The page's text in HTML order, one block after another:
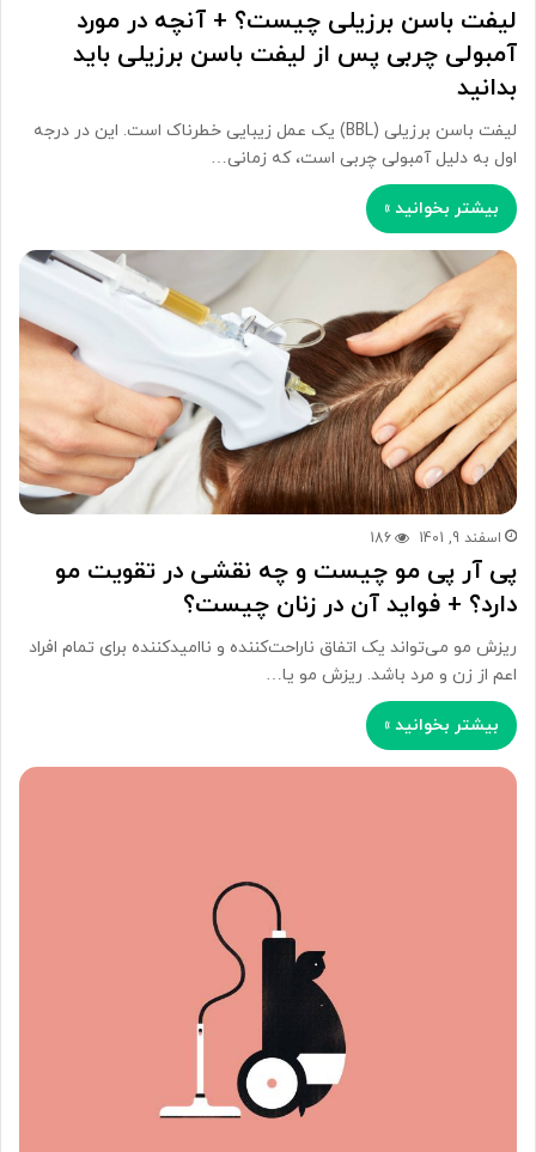
لیفت باسن برزیلی چیست؟ + آنچه در مورد
آمبولی چربی پس از لیفت باسن برزیلی باید
بدانید
لیفت باسن برزیلی (BBL) یک عمل زیبایی خطرناک است. این در درجه
اول به دلیل آمبولی چربی است، که زمانی…
بیشتر بخوانید »
اسفند 9, 1401 186
پی آر پی مو چیست و چه نقشی در تقویت مو
دارد؟ + فواید آن در زنان چیست؟
ریزش مو می‌تواند یک اتفاق ناراحت‌کننده و ناامیدکننده برای تمام افراد
اعم از زن و مرد باشد. ریزش مو یا…
بیشتر بخوانید »